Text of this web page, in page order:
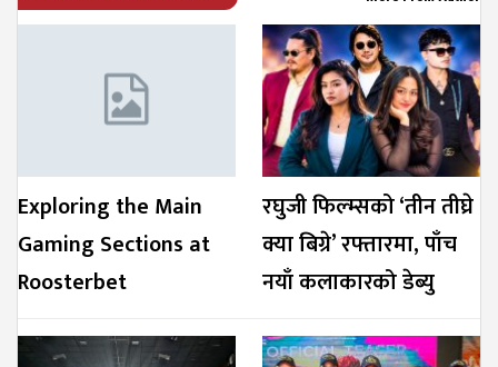
Exploring the Main
Gaming Sections at
Roosterbet
रघुजी फिल्म्सको ‘तीन तीघ्रे
क्या बिग्रे’ रफ्तारमा, पाँच
नयाँ कलाकारको डेब्यु